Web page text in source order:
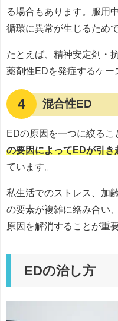
る場合もあります。服用
循環に異常が生じるためで
たとえば、精神安定剤・
薬剤性EDを発症するケー
4 混合性ED
EDの原因を一つに絞るこ
の要因によってEDが引き
ています。
私生活でのストレス、加
の要素が複雑に絡み合い
原因を解消することが重
EDの治し方